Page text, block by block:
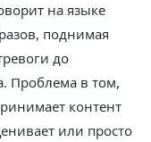
на языке
поднимая
до
Проблема в том,
контент
или просто